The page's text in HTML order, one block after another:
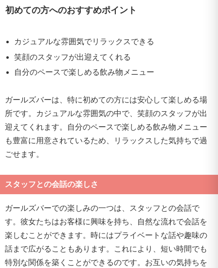
初めての方へのおすすめポイント
カジュアルな雰囲気でリラックスできる
笑顔のスタッフが出迎えてくれる
自分のペースで楽しめる飲み物メニュー
ガールズバーは、特に初めての方には安心して楽しめる場
所です。カジュアルな雰囲気の中で、笑顔のスタッフが出
迎えてくれます。自分のペースで楽しめる飲み物メニュー
も豊富に用意されているため、リラックスした気持ちで過
ごせます。
スタッフとの会話の楽しさ
ガールズバーでの楽しみの一つは、スタッフとの会話で
す。彼女たちはお客様に興味を持ち、自然な流れで会話を
楽しむことができます。時にはプライベートな話や趣味の
話まで広がることもあります。これにより、短い時間でも
特別な関係を築くことができるのです。お互いの気持ちを